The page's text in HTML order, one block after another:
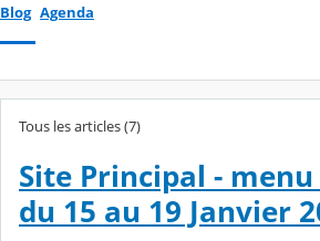
Blog Agenda
Tous les articles (7)
Site Principal -
du 15 au 19 Janvier